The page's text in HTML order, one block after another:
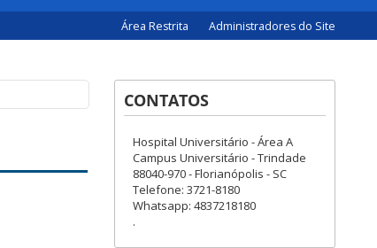
Área Restrita Administradores do Site
CONTATOS
Hospital Universitário - Área A
Campus Universitário - Trindade
88040-970 - Florianópolis - SC
Telefone: 3721-8180
Whatsapp: 4837218180
.